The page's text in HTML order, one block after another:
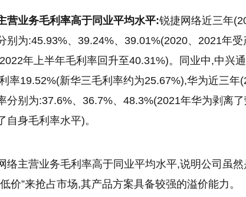
营业务毛利率高于同业平均水平:锐捷网络近三年
别为:45.93%、39.24%、39.01%(2020、2021年受
年上半年毛利率回升至40.31%)。同业中,中兴
率19.52%(新华三毛利率约为25.67%),华为近三年
分别为:37.6%、36.7%、48.3%(2021年华为剥离
自身毛利率水平)。
络主营业务毛利率高于同业平均水平,说明公司虽然
价”来抢占市场,其产品方案具备较强的溢价能力。